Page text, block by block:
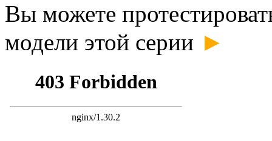
Вы можете
модели этой серии ►